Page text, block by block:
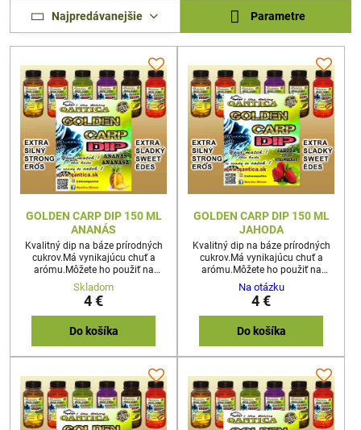
Najpredávanejšie Parametre
GOLDEN CARP DIP 150 ML
ANANÁS
Kvalitný dip na báze prírodných
cukrov.Má vynikajúcu chuť a
arómu.Môžete ho použiť na
akúkoľvek nástrahu
Skladom
4 €
Do košíka
GOLDEN CARP DIP 150 ML
JAHODA
Kvalitný dip na báze prírodných
cukrov.Má vynikajúcu chuť a
arómu.Môžete ho použiť na
akúkoľvek nástrahu
Na otázku
4 €
Do košíka